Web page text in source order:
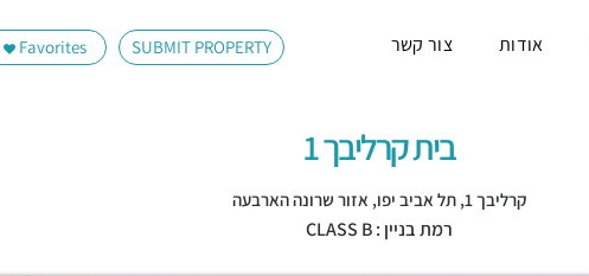
SUBMIT PROPERTY
Favorites אודות צור קשר
בית קרליבך 1
קרליבך 1, תל אביב יפו, אזור שרונה הארבעה
רמת בניין : CLASS B